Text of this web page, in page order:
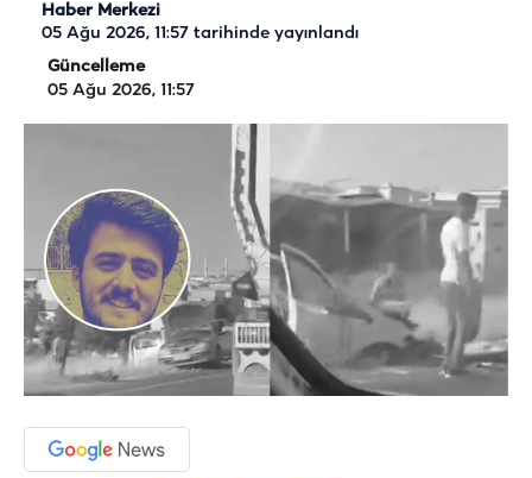
Haber Merkezi
05 Ağu 2026, 11:57 tarihinde yayınlandı
Güncelleme
05 Ağu 2026, 11:57